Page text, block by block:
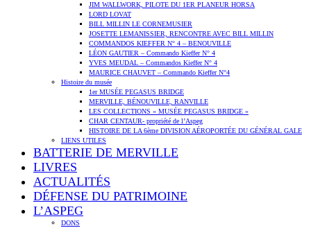
JIM WALLWORK, PILOTE DU 1ER PLANEUR HORSA
LORD LOVAT
BILL MILLIN LE CORNEMUSIER
JOSETTE LEMANISSIER, RENCONTRE AVEC BILL MILLIN
COMMANDOS KIEFFER N° 4 – BENOUVILLE
LÉON GAUTIER – Commando Kieffer N° 4
YVES MEUDAL – Commandos Kieffer N° 4
MAURICE CHAUVET – Commando Kieffer N°4
Histoire du musée
1er MUSÉE PEGASUS BRIDGE
MERVILLE, BÉNOUVILLE, RANVILLE
LES COLLECTIONS « MUSÉE PEGASUS BRIDGE »
CHAR CENTAUR- propriété de l’Aspeg
HISTOIRE DE LA 6ème DIVISION AÉROPORTÉE DU GÉNÉRAL GALE
LIENS UTILES
BATTERIE DE MERVILLE
LIVRES
ACTUALITÉS
DÉFENSE DU PATRIMOINE
L’ASPEG
DONS